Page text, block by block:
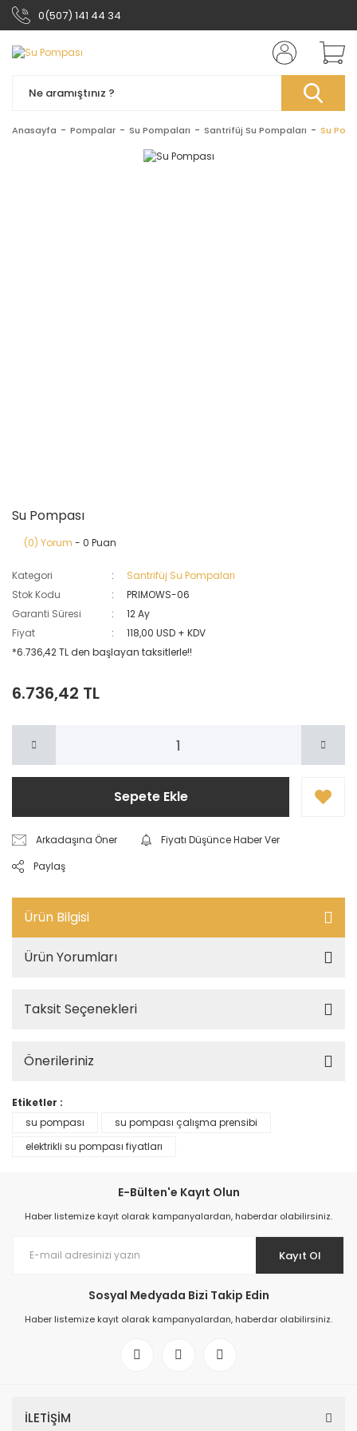
0(507) 141 44 34
Anasayfa Pompalar Su Pompaları Santrifüj Su Pompaları Su
Su Pompası
(0) Yorum - 0 Puan
Kategori
Santrifüj Su Pompaları
Stok Kodu
PRIMOWS-06
Garanti Süresi
12 Ay
Fiyat
118,00 USD + KDV
*6.736,42 TL den başlayan taksitlerle!!
6.736,42 TL
Sepete Ekle
Arkadaşına Öner
Fiyatı Düşünce Haber Ver
Paylaş
Ürün Bilgisi
Ürün Yorumları
Taksit Seçenekleri
Önerileriniz
Etiketler :
su pompası
su pompası çalışma prensibi
elektrikli su pompası fiyatları
E-Bülten'e Kayıt Olun
Haber listemize kayıt olarak kampanyalardan, haberdar olabilirsiniz.
Kayıt Ol
Sosyal Medyada Bizi Takip Edin
Haber listemize kayıt olarak kampanyalardan, haberdar olabilirsiniz.
İLETİŞİM